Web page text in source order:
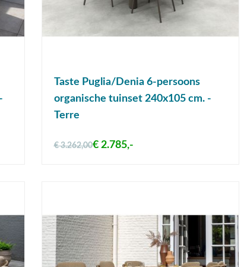
Taste Puglia/Denia 6-persoons
organische tuinset 240x105 cm. -
Terre
€ 3.262,00€ 2.785,-